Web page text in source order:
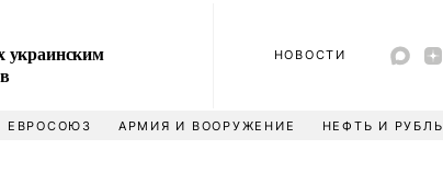
украинским
НОВОСТИ
ЕВРОСОЮЗ АРМИЯ И ВООРУЖЕНИЕ НЕФТЬ И РУБЛЬ